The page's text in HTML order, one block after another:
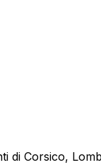
di Corsico,